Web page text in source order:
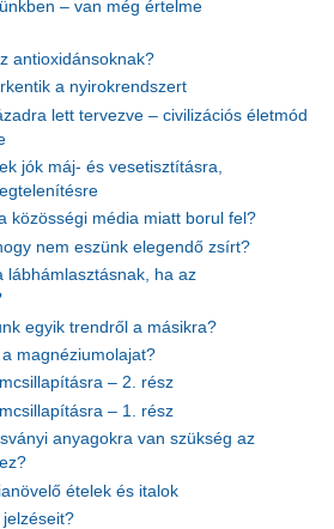
– van még értelme
antioxidánsoknak?
a nyirokrendszert
lett tervezve – civilizációs életmód
jók máj- és vesetisztításra,
közösségi média miatt borul fel?
nem eszünk elegendő zsírt?
lábhámlasztásnak, ha az
egyik trendről a másikra?
magnéziumolajat?
– 2. rész
– 1. rész
anyagokra van szükség az
ételek és italok